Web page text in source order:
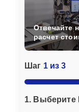
Шаг 1 из 3
1. Выберите
Отвечайте
расчет